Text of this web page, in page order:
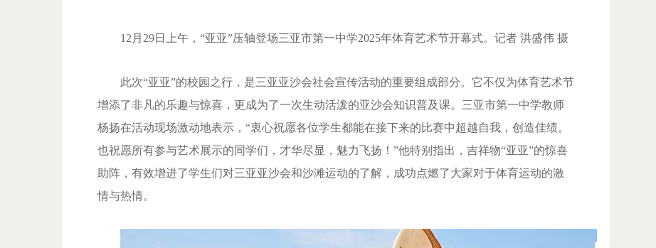
12月29日上午，“亚亚”压轴登场三亚市第一中学2025年体育艺术节开幕式。记者 洪盛伟 摄
此次“亚亚”的校园之行，是三亚亚沙会社会宣传活动的重要组成部分。它不仅为体育艺术节
增添了非凡的乐趣与惊喜，更成为了一次生动活泼的亚沙会知识普及课。三亚市第一中学教师
杨扬在活动现场激动地表示，“衷心祝愿各位学生都能在接下来的比赛中超越自我，创造佳绩。
也祝愿所有参与艺术展示的同学们，才华尽显，魅力飞扬！”他特别指出，吉祥物“亚亚”的惊喜
助阵，有效增进了学生们对三亚亚沙会和沙滩运动的了解，成功点燃了大家对于体育运动的激
情与热情。